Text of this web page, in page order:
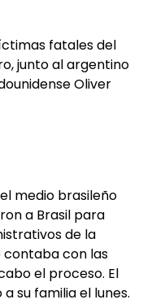
fatales del
junto al argentino
Oliver
medio brasileño
a Brasil para
de la
contaba con las
el proceso. El
su familia el lunes.